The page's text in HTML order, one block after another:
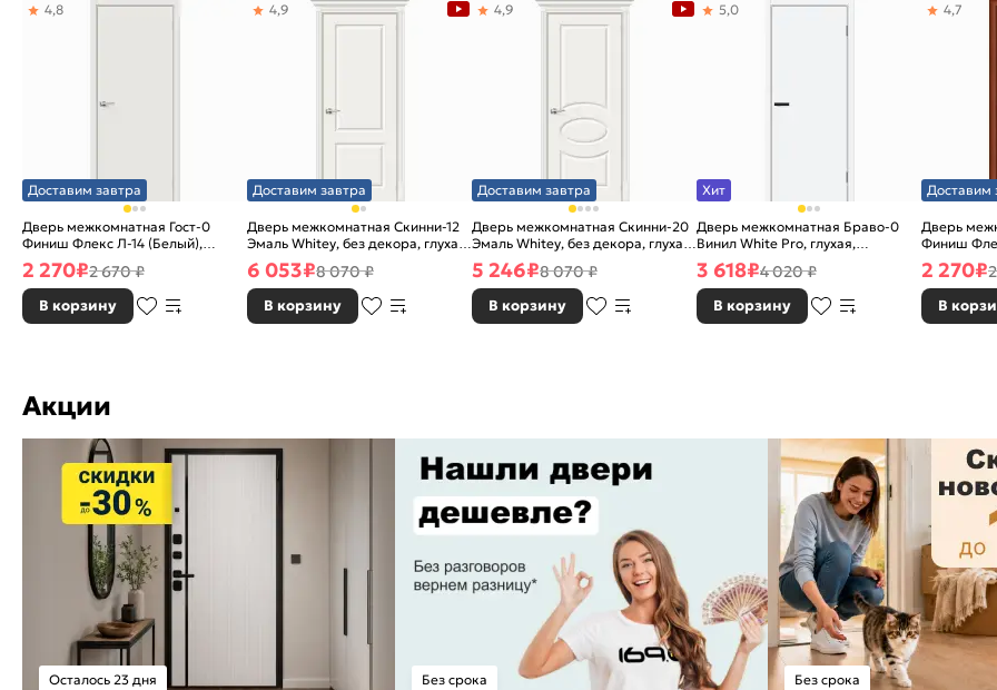
Доставим завтра
Дверь межкомнатная Гост-0
Финиш Флекс Л-14 (Белый),
глухая, каркасно-щитовая
4,8
2 270₽2 670 ₽
В корзину
Доставим завтра
Дверь межкомнатная Скинни-12
Эмаль Whitey, без декора, глухая,
без стекла, без кромки, скиновая
4,9
6 053₽8 070 ₽
В корзину
Доставим завтра
Дверь межкомнатная Скинни-20
Эмаль Whitey, без декора, глухая,
без стекла, без кромки, скиновая
4,9
5 246₽8 070 ₽
В корзину
Хит
Дверь межкомнатная Браво-0
Винил White Pro, глухая,
каркасно-щитовая
5,0
3 618₽4 020 ₽
В корзину
Доставим
Дверь
Финиш
Л-11
каркасно-
4,7
2 270₽
В
Акции
Осталось 23 дня Без срока Без срока